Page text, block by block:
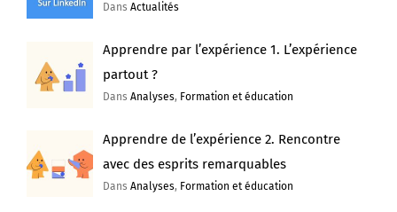
DansActualités
Apprendre par l’expérience 1. L’expérience
partout ?
DansAnalyses, Formation et éducation
Apprendre de l’expérience 2. Rencontre
avec des esprits remarquables
DansAnalyses, Formation et éducation